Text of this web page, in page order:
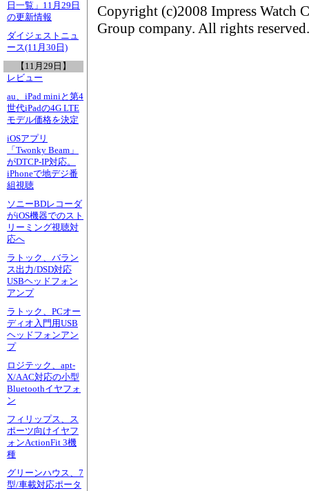
日一覧」11月29日
の更新情報
ダイジェストニュ
ース(11月30日)
【11月29日】
レビュー
au、iPad miniと第4
世代iPadの4G LTE
モデル価格を決定
iOSアプリ
「Twonky Beam」
がDTCP-IP対応。
iPhoneで地デジ番
組視聴
ソニーBDレコーダ
がiOS機器でのスト
リーミング視聴対
応へ
ラトック、バラン
ス出力/DSD対応
USBヘッドフォン
アンプ
ラトック、PCオー
ディオ入門用USB
ヘッドフォンアン
プ
ロジテック、apt-
X/AAC対応の小型
Bluetoothイヤフォ
ン
フィリップス、ス
ポーツ向けイヤフ
ォンActionFit 3機
種
グリーンハウス、7
型/車載対応ポータ
Copyright (c)2008 Impress Watch
Group company. All rights reserved.